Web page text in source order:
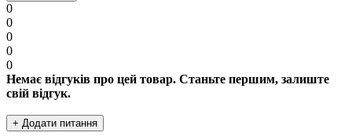
0
0
0
0
0
Немає відгуків про цей товар. Станьте першим, залиште
свій відгук.
+ Додати питання